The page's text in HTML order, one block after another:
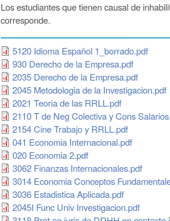
Los estudiantes que tienen causal de
corresponde.
5120 Idioma Español 1_borrado.pdf
930 Derecho de la Empresa.pdf
2035 Derecho de la Empresa.pdf
2045 Metodologia de la Investigacion.pdf
2021 Teoria de las RRLL.pdf
2110 T de Neg Colectiva y Cons
2154 Cine Trabajo y RRLL.pdf
041 Economia Internacional.pdf
020 Economia 2.pdf
3062 Finanzas Internacionales.pdf
3014 Economia Conceptos
3036 Estadistica Aplicada.pdf
2045I Func Univ Investigacion.pdf